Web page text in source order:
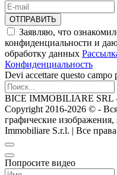
ОТПРАВИТЬ
Заявляю, что
конфиденциальности и
обработку данных
Конфиденциальность
Devi accettare questo campo
BICE IMMOBILIARE SRL
Copyright 2016-2026 ©️ -
графические
Immobiliare S.r.l. | Все
Попросите видео